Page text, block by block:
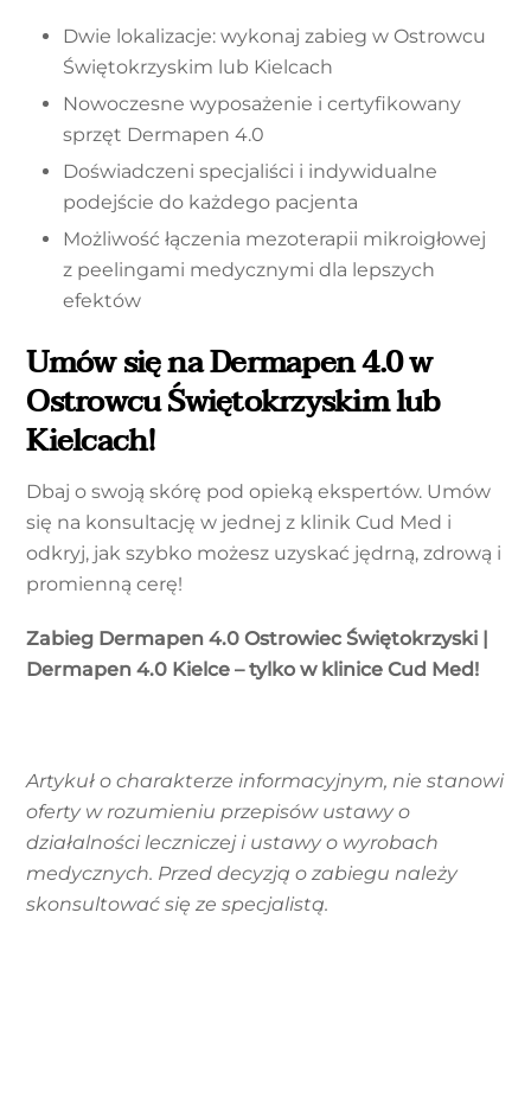
Dwie lokalizacje: wykonaj zabieg w Ostrowcu
Świętokrzyskim lub Kielcach
Nowoczesne wyposażenie i certyfikowany
sprzęt Dermapen 4.0
Doświadczeni specjaliści i indywidualne
podejście do każdego pacjenta
Możliwość łączenia mezoterapii mikroigłowej
z peelingami medycznymi dla lepszych
efektów
Umów się na Dermapen 4.0 w
Ostrowcu Świętokrzyskim lub
Kielcach!
Dbaj o swoją skórę pod opieką ekspertów. Umów
się na konsultację w jednej z klinik Cud Med i
odkryj, jak szybko możesz uzyskać jędrną, zdrową i
promienną cerę!
Zabieg Dermapen 4.0 Ostrowiec Świętokrzyski |
Dermapen 4.0 Kielce – tylko w klinice Cud Med!
Artykuł o charakterze informacyjnym, nie stanowi
oferty w rozumieniu przepisów ustawy o
działalności leczniczej i ustawy o wyrobach
medycznych. Przed decyzją o zabiegu należy
skonsultować się ze specjalistą.